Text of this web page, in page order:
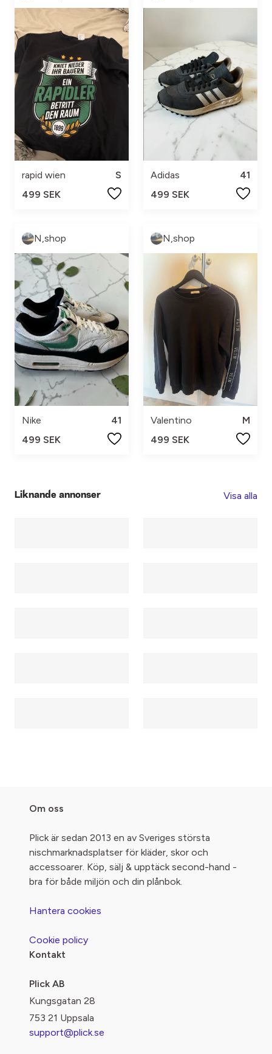
rapid wien
S
499 SEK
Adidas
41
499 SEK
N,shop
Nike
41
499 SEK
N,shop
Valentino
M
499 SEK
Liknande annonser Visa alla
Om oss
Plick är sedan 2013 en av Sveriges största
nischmarknadsplatser för kläder, skor och
accessoarer. Köp, sälj & upptäck second-hand -
bra för både miljön och din plånbok.
Hantera cookies
Cookie policy
Kontakt
Plick AB
Kungsgatan 28
753 21 Uppsala
support@plick.se